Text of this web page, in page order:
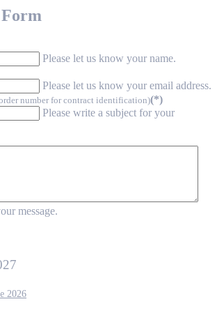
Please let us know your name.
Please let us know your email address.
number for contract identification)(*)
Please write a subject for your
message.